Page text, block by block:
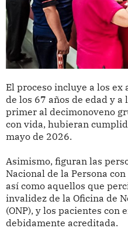
El proceso incluye a los
de los 67 años de edad y
primer al decimonoveno
con vida, hubieran
mayo de 2026.
Asimismo, figuran las
Nacional de la Persona
así como aquellos que
invalidez de la Oficina de
(ONP), y los pacientes con
debidamente acreditada.